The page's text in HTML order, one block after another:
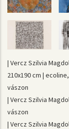
| Vercz Szilvia
210x190 cm |
vászon
| Vercz Szilvia
vászon
| Vercz Szilvia